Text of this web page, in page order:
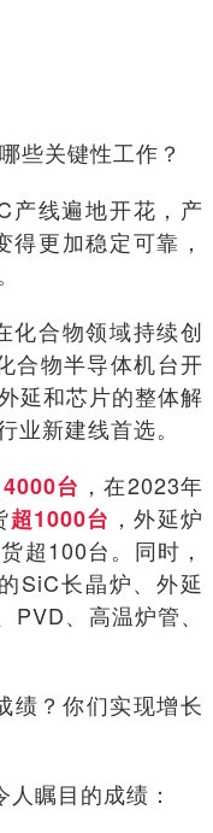
些关键性工作？
产线遍地开花，产
更加稳定可靠，
化合物领域持续创
合物半导体机台开
延和芯片的整体解
新建线首选。
4000台 ，在2023年
超1000台 ，外延炉
超100台。同时，
SiC长晶炉、外延
、高温炉管、
绩？你们实现增长
瞩目的成绩：